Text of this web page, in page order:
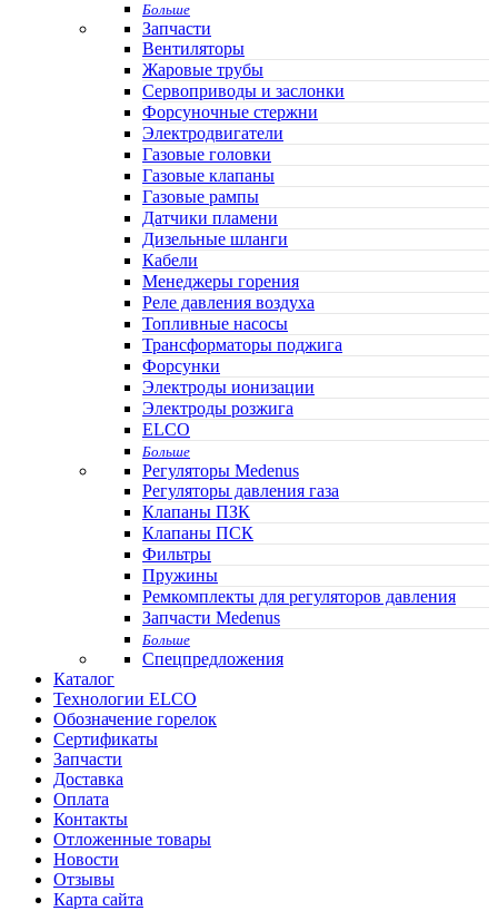
Больше
Запчасти
Вентиляторы
Жаровые трубы
Сервоприводы и заслонки
Форсуночные стержни
Электродвигатели
Газовые головки
Газовые клапаны
Газовые рампы
Датчики пламени
Дизельные шланги
Кабели
Менеджеры горения
Реле давления воздуха
Топливные насосы
Трансформаторы поджига
Форсунки
Электроды ионизации
Электроды розжига
ELCO
Больше
Регуляторы Medenus
Регуляторы давления газа
Клапаны ПЗК
Клапаны ПСК
Фильтры
Пружины
Ремкомплекты для регуляторов давления
Запчасти Medenus
Больше
Спецпредложения
Каталог
Технологии ELCO
Обозначение горелок
Сертификаты
Запчасти
Доставка
Оплата
Контакты
Отложенные товары
Новости
Отзывы
Карта сайта